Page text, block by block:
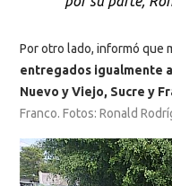
Por otro lado, informó que
entregados igualmente
Nuevo y Viejo, Sucre y
Franco. Fotos: Ronald